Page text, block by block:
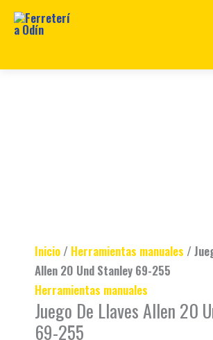
Inicio / Herramientas manuales /
Allen 20 Und Stanley 69-255
Herramientas manuales
Juego De Llaves Allen 20
69-255